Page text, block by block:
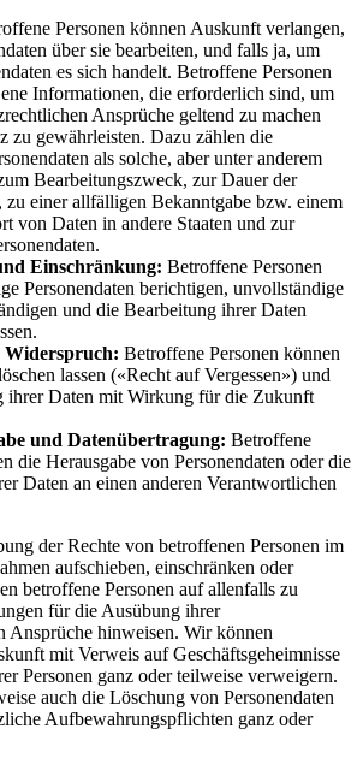
Personen können Auskunft verlangen,
über sie bearbeiten, und falls ja, um
es sich handelt. Betroffene Personen
Informationen, die erforderlich sind, um
Ansprüche geltend zu machen
zu gewährleisten. Dazu zählen die
als solche, aber unter anderem
Bearbeitungszweck, zur Dauer der
einer allfälligen Bekanntgabe bzw. einem
von Daten in andere Staaten und zur
Einschränkung: Betroffene Personen
Personendaten berichtigen, unvollständige
und die Bearbeitung ihrer Daten
Widerspruch: Betroffene Personen können
lassen («Recht auf Vergessen») und
ihrer Daten mit Wirkung für die Zukunft
und Datenübertragung: Betroffene
die Herausgabe von Personendaten oder die
Daten an einen anderen Verantwortlichen
der Rechte von betroffenen Personen im
aufschieben, einschränken oder
betroffene Personen auf allenfalls zu
für die Ausübung ihrer
Ansprüche hinweisen. Wir können
mit Verweis auf Geschäftsgeheimnisse
Personen ganz oder teilweise verweigern.
auch die Löschung von Personendaten
Aufbewahrungspflichten ganz oder